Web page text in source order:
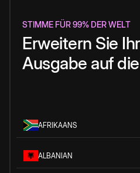
STIMME FÜR 99% DER WELT
Erweitern Sie
Ausgabe auf
AFRIKAANS
ALBANIAN